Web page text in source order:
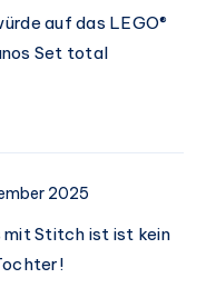
auf das LEGO®
Set total
2025
mit Stitch ist ist kein